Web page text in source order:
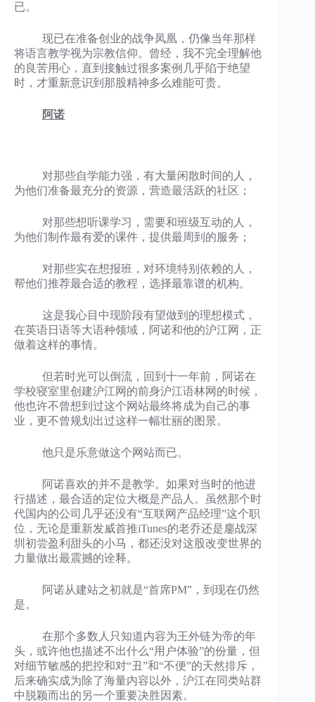
已。
现已在准备创业的战争凤凰，仍像当年那样
将语言教学视为宗教信仰。曾经，我不完全理解他
的良苦用心，直到接触过很多案例几乎陷于绝望
时，才重新意识到那股精神多么难能可贵。
阿诺
对那些自学能力强，有大量闲散时间的人，
为他们准备最充分的资源，营造最活跃的社区；
对那些想听课学习，需要和班级互动的人，
为他们制作最有爱的课件，提供最周到的服务；
对那些实在想报班，对环境特别依赖的人，
帮他们推荐最合适的教程，选择最靠谱的机构。
这是我心目中现阶段有望做到的理想模式，
在英语日语等大语种领域，阿诺和他的沪江网，正
做着这样的事情。
但若时光可以倒流，回到十一年前，阿诺在
学校寝室里创建沪江网的前身沪江语林网的时候，
他也许不曾想到过这个网站最终将成为自己的事
业，更不曾规划出过这样一幅壮丽的图景。
他只是乐意做这个网站而已。
阿诺喜欢的并不是教学。如果对当时的他进
行描述，最合适的定位大概是产品人。虽然那个时
代国内的公司几乎还没有“互联网产品经理”这个职
位，无论是重新发威首推iTunes的老乔还是鏖战深
圳初尝盈利甜头的小马，都还没对这股改变世界的
力量做出最震撼的诠释。
阿诺从建站之初就是“首席PM”，到现在仍然
是。
在那个多数人只知道内容为王外链为帝的年
头，或许他也描述不出什么“用户体验”的份量，但
对细节敏感的把控和对“丑”和“不便”的天然排斥，
后来确实成为除了海量内容以外，沪江在同类站群
中脱颖而出的另一个重要决胜因素。